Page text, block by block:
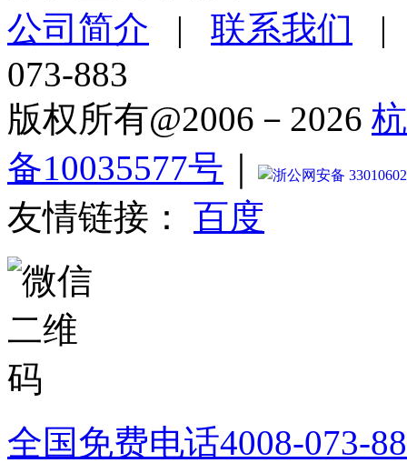
公司简介 | 联系我们
073-883
版权所有@2006－2026
备10035577号
浙公网安备
友情链接： 百度
全国免费电话4008-073-